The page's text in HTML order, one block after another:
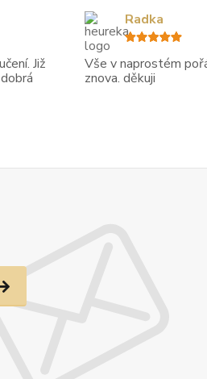
Již
Vše v naprostém
znova. děkuji
Radka